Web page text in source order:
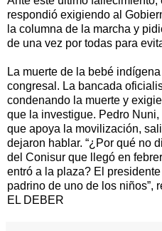
respondió exigiendo al
la columna de la marcha y
de una vez por todas para
La muerte de la bebé
congresal. La bancada
condenando la muerte y
que la investigue. Pedro
que apoya la movilización,
dejaron hablar. “¿Por qué no
del Conisur que llegó en
entró a la plaza? El
padrino de uno de los niños”,
EL DEBER